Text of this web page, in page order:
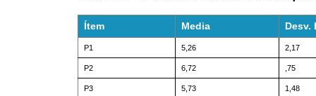
Ítem Media Desv.
P1 5,26 2,17
P2 6,72 ,75
P3 5,73 1,48